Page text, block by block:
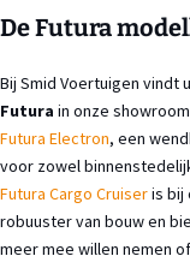
De Futura
Bij Smid Voertuigen vindt
Futura in onze
Futura Electron, een
voor zowel
Futura Cargo Cruiseris bij
robuuster van bouw en
meer mee willen nemen